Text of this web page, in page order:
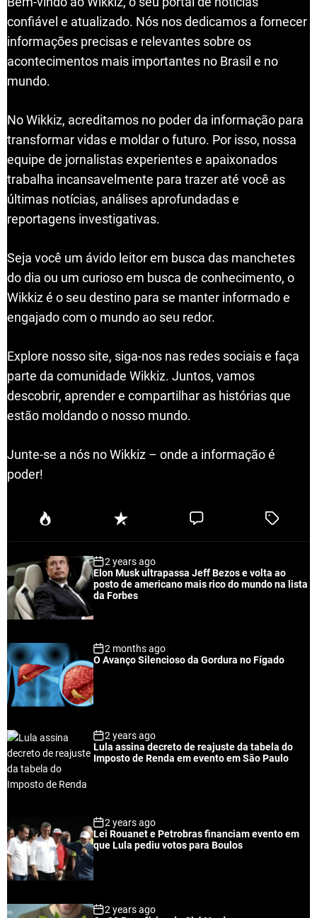
confiável e atualizado. Nós nos dedicamos a fornecer
informações precisas e relevantes sobre os
acontecimentos mais importantes no Brasil e no
mundo.
No Wikkiz, acreditamos no poder da informação para
transformar vidas e moldar o futuro. Por isso, nossa
equipe de jornalistas experientes e apaixonados
trabalha incansavelmente para trazer até você as
últimas notícias, análises aprofundadas e
reportagens investigativas.
Seja você um ávido leitor em busca das manchetes
do dia ou um curioso em busca de conhecimento, o
Wikkiz é o seu destino para se manter informado e
engajado com o mundo ao seu redor.
Explore nosso site, siga-nos nas redes sociais e faça
parte da comunidade Wikkiz. Juntos, vamos
descobrir, aprender e compartilhar as histórias que
estão moldando o nosso mundo.
Junte-se a nós no Wikkiz – onde a informação é
poder!
P
u
a
r
R
e
n
t
C
e
T
e
2 years ago
Elon Musk ultrapassa Jeff Bezos e volta ao
posto de americano mais rico do mundo na lista
da Forbes
2 months ago
O Avanço Silencioso da Gordura no Fígado
2 years ago
Lula assina decreto de reajuste da tabela do
Imposto de Renda em evento em São Paulo
2 years ago
Lei Rouanet e Petrobras financiam evento em
que Lula pediu votos para Boulos
2 years ago